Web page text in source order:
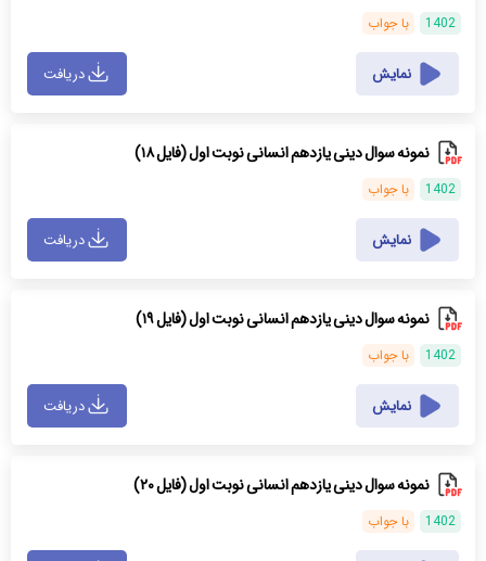
1402 با جواب
نمایش دریافت
نمونه سوال دینی یازدهم انسانی نوبت اول (فایل ۱۸)
1402 با جواب
نمایش دریافت
نمونه سوال دینی یازدهم انسانی نوبت اول (فایل ۱۹)
1402 با جواب
نمایش دریافت
نمونه سوال دینی یازدهم انسانی نوبت اول (فایل ۲۰)
1402 با جواب